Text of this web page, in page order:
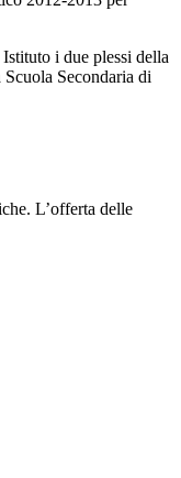
i due plessi della
Secondaria di
L’offerta delle